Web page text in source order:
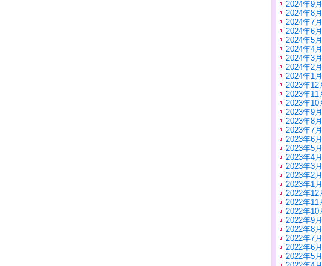
2024年9
2024年8
2024年7
2024年6
2024年5
2024年4
2024年3
2024年2
2024年1
2023年12
2023年11
2023年10
2023年9
2023年8
2023年7
2023年6
2023年5
2023年4
2023年3
2023年2
2023年1
2022年12
2022年11
2022年10
2022年9
2022年8
2022年7
2022年6
2022年5